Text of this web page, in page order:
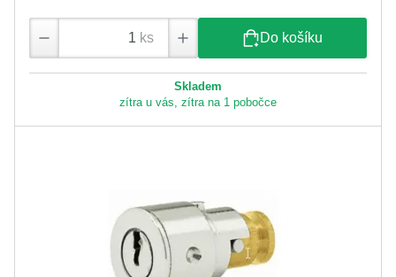
ks Do košíku
Skladem
zítra u vás, zítra na 1 pobočce